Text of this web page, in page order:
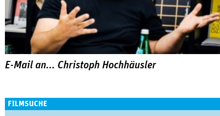
E-Mail an... Christoph Hochhäusler
FILMSUCHE